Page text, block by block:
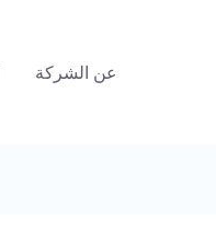
عن الشركة